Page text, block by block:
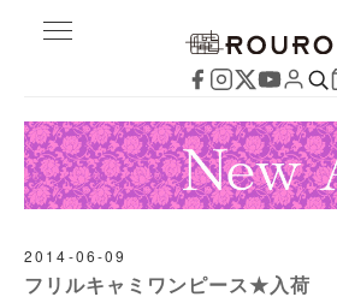
2014-06-09
フリルキャミワンピース★入荷